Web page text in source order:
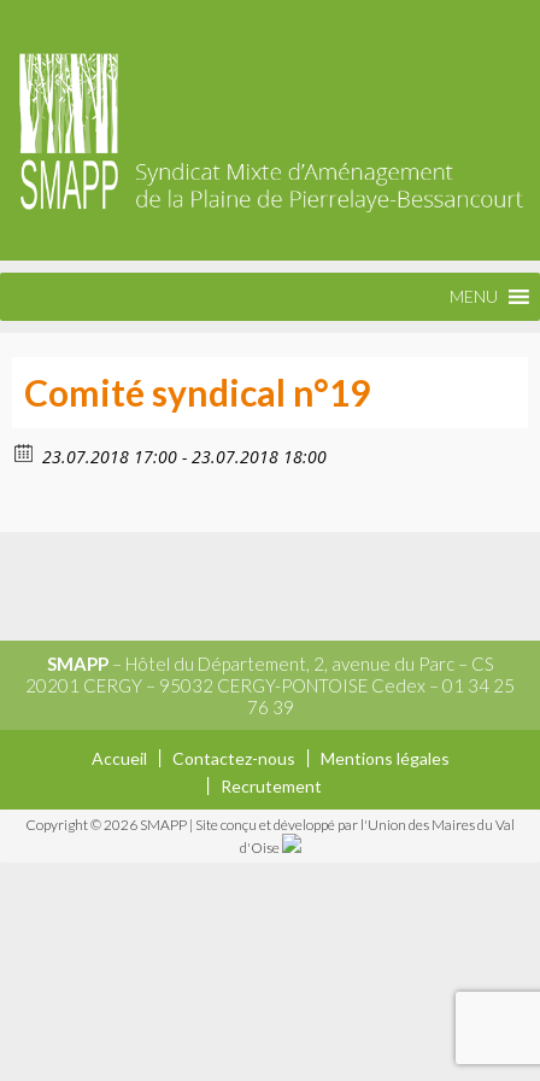
MENU
Comité syndical n°19
23.07.2018 17:00 - 23.07.2018 18:00
SMAPP– Hôtel du Département, 2, avenue du Parc – CS
20201 CERGY – 95032 CERGY-PONTOISE Cedex – 01 34 25
76 39
Accueil Contactez-nous
Mentions légales
Recrutement
Copyright © 2026 SMAPP | Site conçu et développé par l'Union des Maires du Val
d'Oise